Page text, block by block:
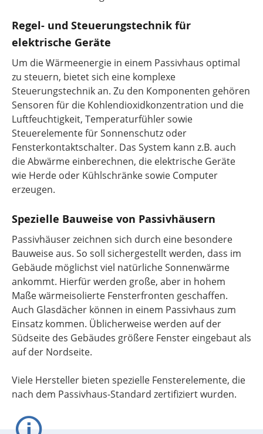
Regel- und Steuerungstechnik für
elektrische Geräte
Um die Wärmeenergie in einem Passivhaus optimal
zu steuern, bietet sich eine komplexe
Steuerungstechnik an. Zu den Komponenten gehören
Sensoren für die Kohlendioxidkonzentration und die
Luftfeuchtigkeit, Temperaturfühler sowie
Steuerelemente für Sonnenschutz oder
Fensterkontaktschalter. Das System kann z.B. auch
die Abwärme einberechnen, die elektrische Geräte
wie Herde oder Kühlschränke sowie Computer
erzeugen.
Spezielle Bauweise von Passivhäusern
Passivhäuser zeichnen sich durch eine besondere
Bauweise aus. So soll sichergestellt werden, dass im
Gebäude möglichst viel natürliche Sonnenwärme
ankommt. Hierfür werden große, aber in hohem
Maße wärmeisolierte Fensterfronten geschaffen.
Auch Glasdächer können in einem Passivhaus zum
Einsatz kommen. Üblicherweise werden auf der
Südseite des Gebäudes größere Fenster eingebaut als
auf der Nordseite.
Viele Hersteller bieten spezielle Fensterelemente, die
nach dem Passivhaus-Standard zertifiziert wurden.